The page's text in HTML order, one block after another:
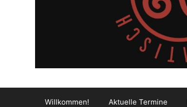
Willkommen! Aktuelle Termine